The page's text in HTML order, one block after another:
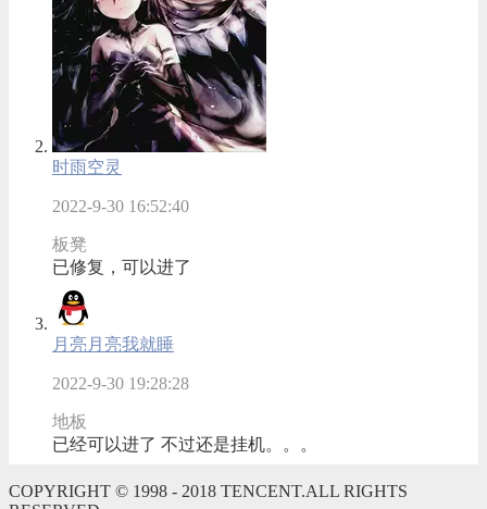
时雨空灵
2022-9-30 16:52:40
板凳
已修复，可以进了
月亮月亮我就睡
2022-9-30 19:28:28
地板
已经可以进了 不过还是挂机。。。
COPYRIGHT © 1998 - 2018 TENCENT.ALL RIGHTS